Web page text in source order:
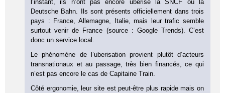
l’instant, ils n’ont pas encore uberisé la SNCF ou la
Deutsche Bahn. Ils sont présents officiellement dans trois
pays : France, Allemagne, Italie, mais leur trafic semble
surtout venir de France (source : Google Trends). C’est
donc un service local.
Le phénomène de l’uberisation provient plutôt d’acteurs
transnationaux et au passage, très bien financés, ce qui
n’est pas encore le cas de Capitaine Train.
Côté ergonomie, leur site est peut-être plus rapide mais on